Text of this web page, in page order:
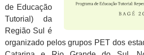
de Educação
Tutorial) da
Região Sul é
organizado pelos grupos PET dos